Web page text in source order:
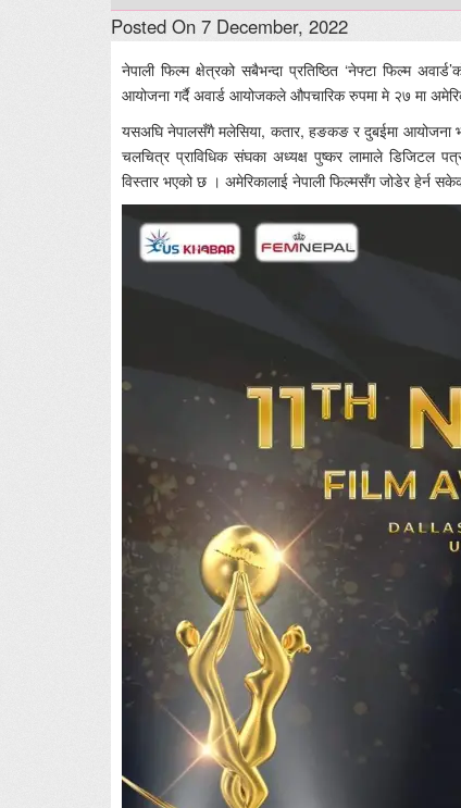
Posted On 7 December, 2022
नेपाली फिल्म क्षेत्रको सबैभन्दा प्रतिष्ठित ‘नेफ्टा फिल्म
आयोजना गर्दै अवार्ड आयोजकले औपचारिक रुपमा मे २७ मा
यसअघि नेपालसँगै मलेसिया, कतार, हङकङ र दुबईमा आयोजना
चलचित्र प्राविधिक संघका अध्यक्ष पुष्कर लामाले डिजिटल
विस्तार भएको छ । अमेरिकालाई नेपाली फिल्मसँग जोडेर हेर्न